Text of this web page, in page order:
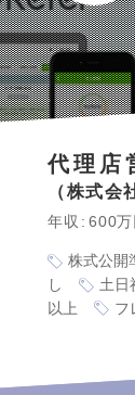
代理店
株式会
年収 600万
株式公開
し
土日
以上
フ